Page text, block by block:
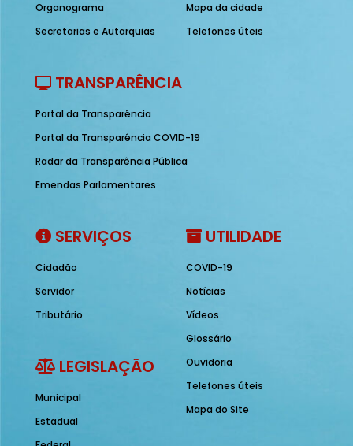
Organograma
Secretarias e Autarquias
Mapa da cidade
Telefones úteis
TRANSPARÊNCIA
Portal da Transparência
Portal da Transparência COVID-19
Radar da Transparência Pública
Emendas Parlamentares
SERVIÇOS
Cidadão
Servidor
Tributário
LEGISLAÇÃO
Municipal
Estadual
UTILIDADE
COVID-19
Notícias
Vídeos
Glossário
Ouvidoria
Telefones úteis
Mapa do Site